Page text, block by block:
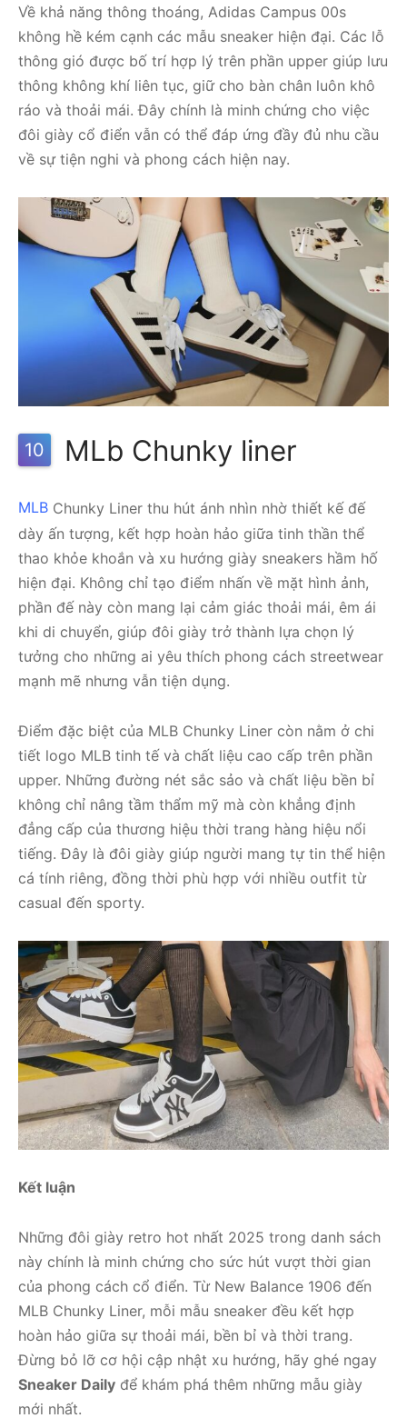
Về khả năng thông thoáng, Adidas Campus 00s
không hề kém cạnh các mẫu sneaker hiện đại. Các lỗ
thông gió được bố trí hợp lý trên phần upper giúp lưu
thông không khí liên tục, giữ cho bàn chân luôn khô
ráo và thoải mái. Đây chính là minh chứng cho việc
đôi giày cổ điển vẫn có thể đáp ứng đầy đủ nhu cầu
về sự tiện nghi và phong cách hiện nay.
10 MLb Chunky liner
MLB Chunky Liner thu hút ánh nhìn nhờ thiết kế đế
dày ấn tượng, kết hợp hoàn hảo giữa tinh thần thể
thao khỏe khoắn và xu hướng giày sneakers hầm hố
hiện đại. Không chỉ tạo điểm nhấn về mặt hình ảnh,
phần đế này còn mang lại cảm giác thoải mái, êm ái
khi di chuyển, giúp đôi giày trở thành lựa chọn lý
tưởng cho những ai yêu thích phong cách streetwear
mạnh mẽ nhưng vẫn tiện dụng.
Điểm đặc biệt của MLB Chunky Liner còn nằm ở chi
tiết logo MLB tinh tế và chất liệu cao cấp trên phần
upper. Những đường nét sắc sảo và chất liệu bền bỉ
không chỉ nâng tầm thẩm mỹ mà còn khẳng định
đẳng cấp của thương hiệu thời trang hàng hiệu nổi
tiếng. Đây là đôi giày giúp người mang tự tin thể hiện
cá tính riêng, đồng thời phù hợp với nhiều outfit từ
casual đến sporty.
Kết luận
Những đôi giày retro hot nhất 2025 trong danh sách
này chính là minh chứng cho sức hút vượt thời gian
của phong cách cổ điển. Từ New Balance 1906 đến
MLB Chunky Liner, mỗi mẫu sneaker đều kết hợp
hoàn hảo giữa sự thoải mái, bền bỉ và thời trang.
Đừng bỏ lỡ cơ hội cập nhật xu hướng, hãy ghé ngay
Sneaker Daily để khám phá thêm những mẫu giày
mới nhất.